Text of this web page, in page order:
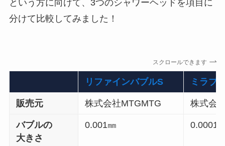
という方に向けて、3つのシャワーヘッドを項目に
分けて比較してみました！
スクロールできます
リファインバブルS ミラブ
販売元 株式会社MTGMTG 株式会
バブルの
大きさ
0.001㎜ 0.00013